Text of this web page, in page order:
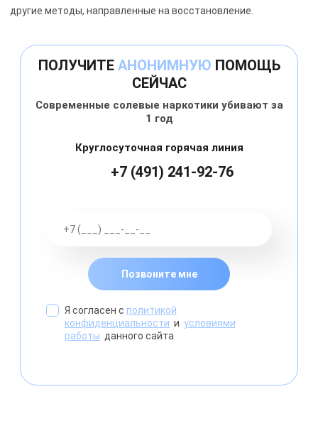
другие методы, направленные на восстановление.
ПОЛУЧИТЕ АНОНИМНУЮ ПОМОЩЬ
СЕЙЧАС
Современные солевые наркотики убивают за
1 год
Круглосуточная горячая линия
+7 (491) 241-92-76
Позвоните мне
Я согласен с политикой
конфиденциальности и условиями
работы данного сайта